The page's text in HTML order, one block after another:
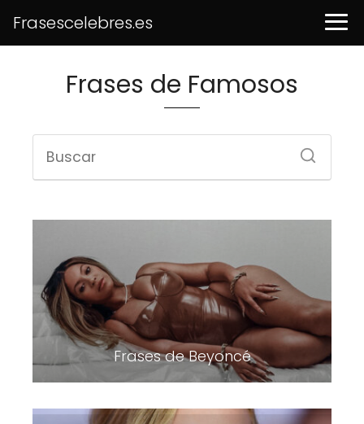
Frasescelebres.es
Frases de Famosos
Frases de Beyoncé